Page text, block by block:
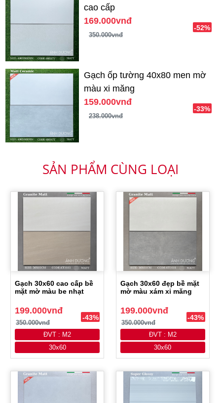
cao cấp
169.000vnđ
350.000vnđ
-52%
Gạch ốp tường 40x80 men mờ
màu xi măng
159.000vnđ
238.000vnđ
-33%
SẢN PHẨM CÙNG LOẠI
Gạch 30x60 cao cấp bề
mặt mờ màu be nhạt
199.000vnđ
350.000vnđ
-43%
ĐVT : M2
30x60
Gạch 30x60 đẹp bề mặt
mờ màu xám xi măng
199.000vnđ
350.000vnđ
-43%
ĐVT : M2
30x60